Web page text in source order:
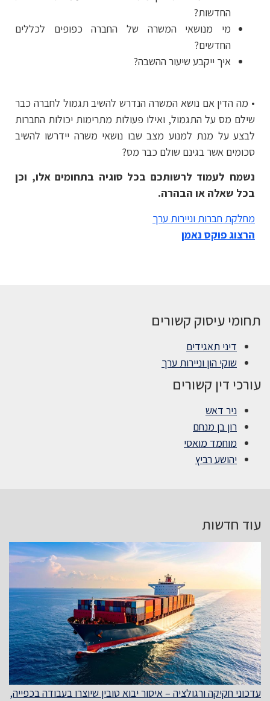
החדשות?
מי מנושאי המשרה של החברה כפופים לכללים
החדשים?
איך ייקבע שיעור ההשבה?
• מה הדין אם נושא המשרה הנדרש להשיב תגמול לחברה כבר
שילם מס על התגמול, ואילו פעולות מתרימות יכולות החברות
לבצע על מנת למנוע מצב שבו נושאי משרה יידרשו להשיב
סכומים אשר בגינם שולם כבר מס?
נשמח לעמוד לרשותכם בכל סוגיה בתחומים אלו, וכן
בכל שאלה או הבהרה.
מחלקת חברות וניירות ערך
הרצוג פוקס נאמן
תחומי עיסוק קשורים
דיני תאגידים
שוקי הון וניירות ערך
עורכי דין קשורים
ניר דאש
רון בן מנחם
מוחמד מואסי
יהושע רביץ
עוד חדשות
עדכוני חקיקה ורגולציה – איסור יבוא טובין שיוצרו בעבודה בכפייה,